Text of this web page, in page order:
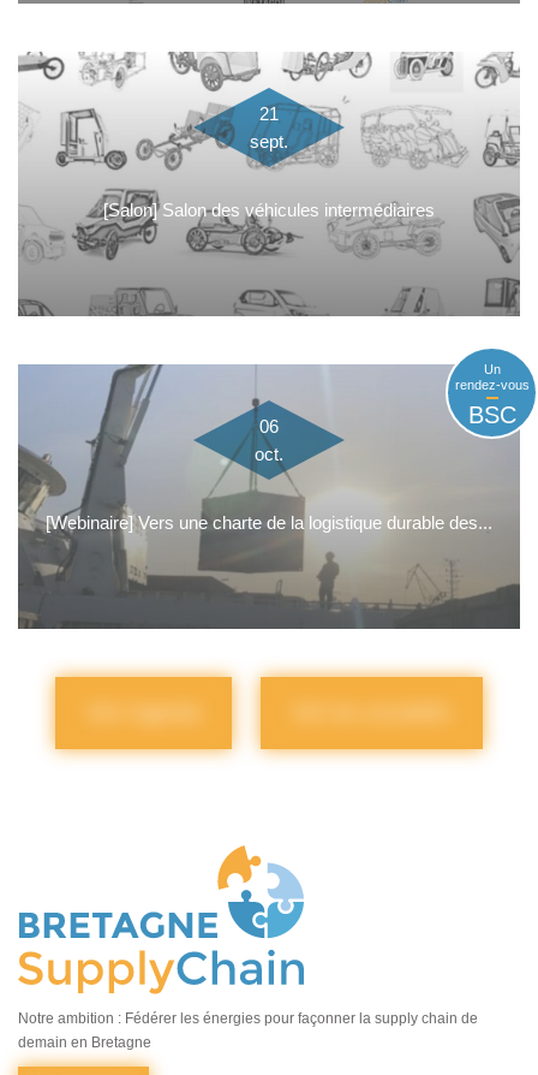
21
sept.
[Salon] Salon des véhicules intermédiaires
06
oct.
Un
rendez-vous
BSC
[Webinaire] Vers une charte de la logistique durable des...
Notre ambition : Fédérer les énergies pour façonner la supply chain de
demain en Bretagne